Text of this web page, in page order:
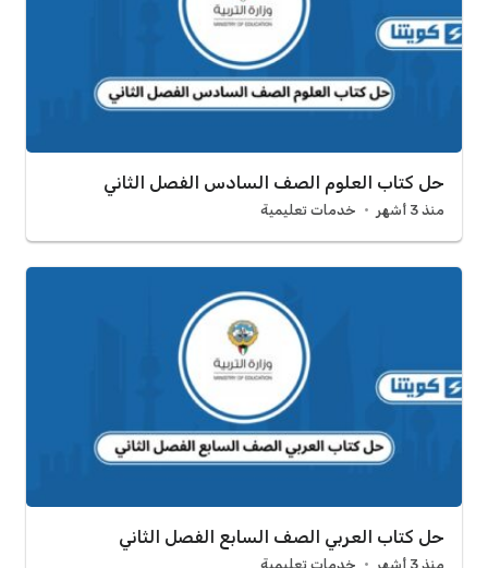
حل كتاب العلوم الصف السادس الفصل الثاني
منذ 3 أشهر خدمات تعليمية
حل كتاب العربي الصف السابع الفصل الثاني
منذ 3 أشهر خدمات تعليمية